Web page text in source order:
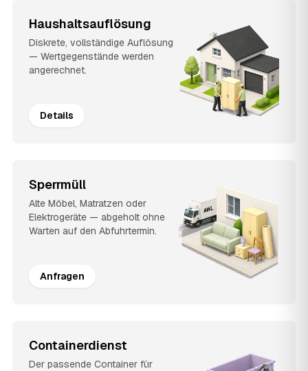
Haushaltsauflösung
Diskrete, vollständige Auflösung
— Wertgegenstände werden
angerechnet.
Details
Sperrmüll
Alte Möbel, Matratzen oder
Elektrogeräte — abgeholt ohne
Warten auf den Abfuhrtermin.
Anfragen
Containerdienst
Der passende Container für